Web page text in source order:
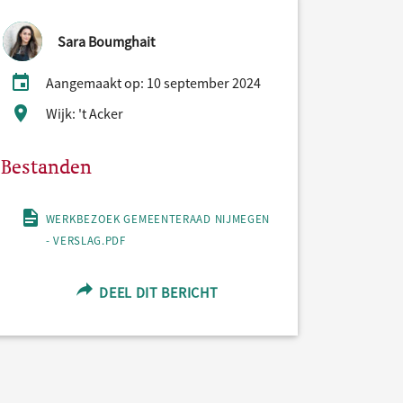
Sara Boumghait
Aangemaakt op: 10 september 2024
Wijk: 't Acker
Bestanden
WERKBEZOEK GEMEENTERAAD NIJMEGEN
- VERSLAG.PDF
DEEL DIT BERICHT